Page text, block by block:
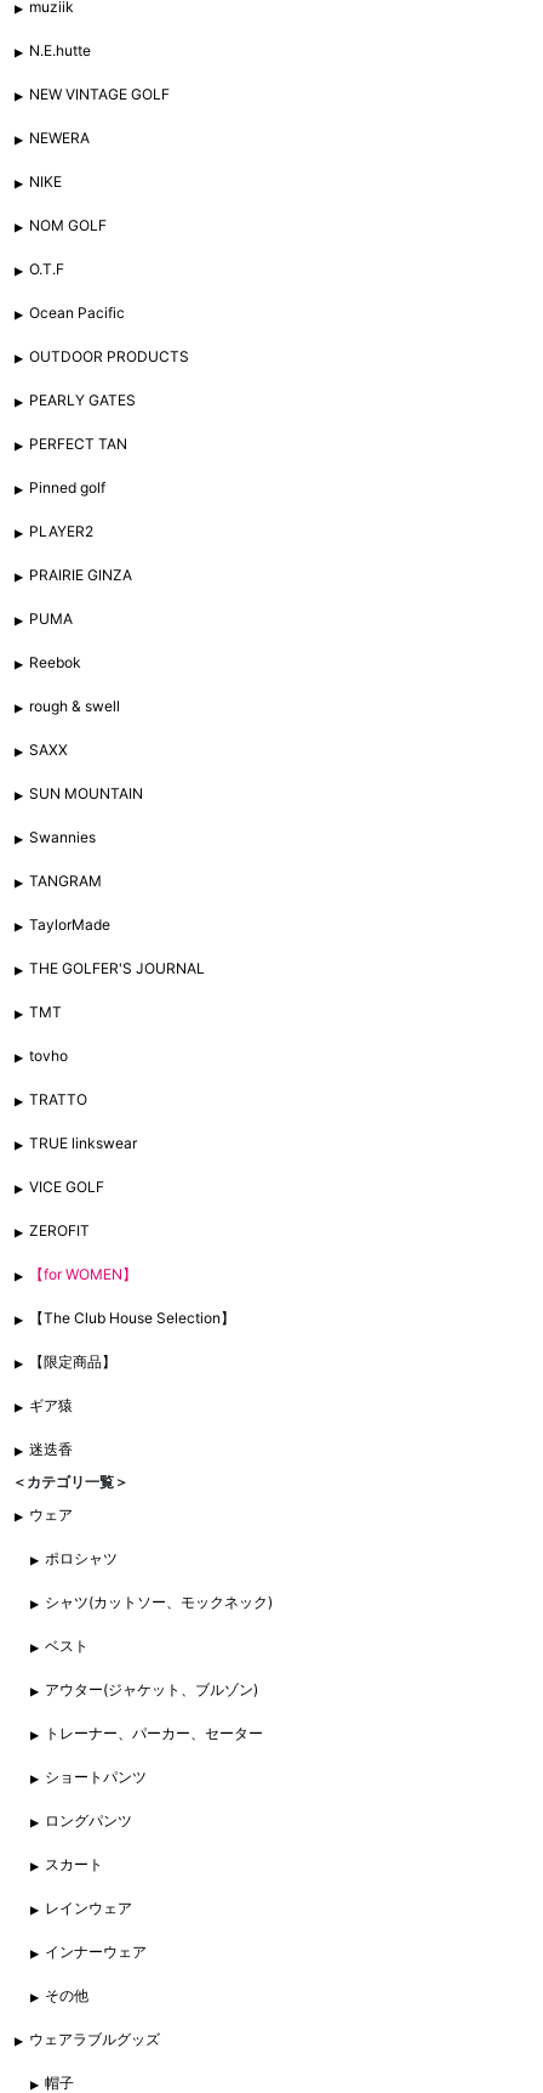
muziik
N.E.hutte
NEW VINTAGE GOLF
NEWERA
NIKE
NOM GOLF
O.T.F
Ocean Pacific
OUTDOOR PRODUCTS
PEARLY GATES
PERFECT TAN
Pinned golf
PLAYER2
PRAIRIE GINZA
PUMA
Reebok
rough & swell
SAXX
SUN MOUNTAIN
Swannies
TANGRAM
TaylorMade
THE GOLFER'S JOURNAL
TMT
tovho
TRATTO
TRUE linkswear
VICE GOLF
ZEROFIT
【for WOMEN】
【The Club House Selection】
【限定商品】
ギア猿
迷迭香
＜カテゴリ一覧＞
ウェア
ポロシャツ
シャツ(カットソー、モックネック)
ベスト
アウター(ジャケット、ブルゾン)
トレーナー、パーカー、セーター
ショートパンツ
ロングパンツ
スカート
レインウェア
インナーウェア
その他
ウェアラブルグッズ
帽子